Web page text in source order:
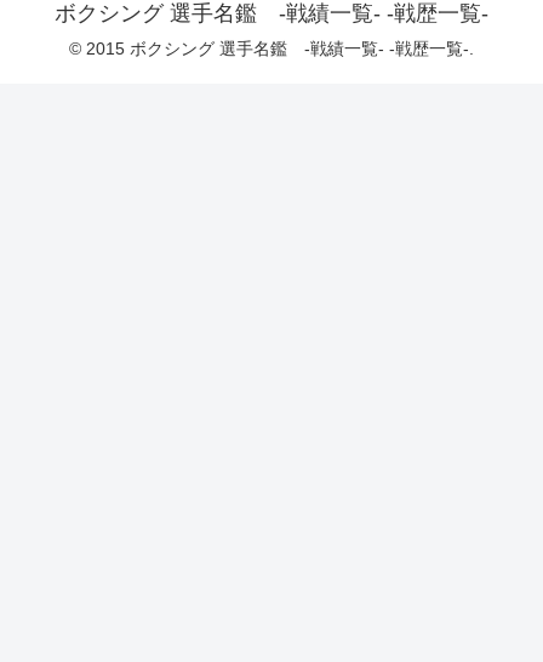
ボクシング 選手名鑑 -戦績一覧- -戦歴一覧-
© 2015 ボクシング 選手名鑑 -戦績一覧- -戦歴一覧-.